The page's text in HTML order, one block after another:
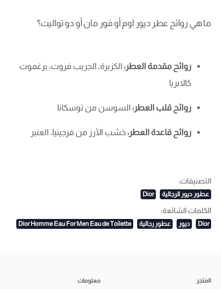
ما هي روائح عطر ديور اوم أو فور مان أو دو تواليت؟
روائح مقدمة العطر: الكزبرة، الجريب فروت، برغموت
كالابريا
روائح قلب العطر: السوسن من توسكانا
روائح قاعدة العطر: خشب الأرز من فرجينيا، العنبر
التصنيفات:
عطور ديور الرجالية Dior
الكلمات الشائعة:
Dior ديور عطور رجالية Dior Homme Eau For Men Eau de Toilette
المتجر معلومات